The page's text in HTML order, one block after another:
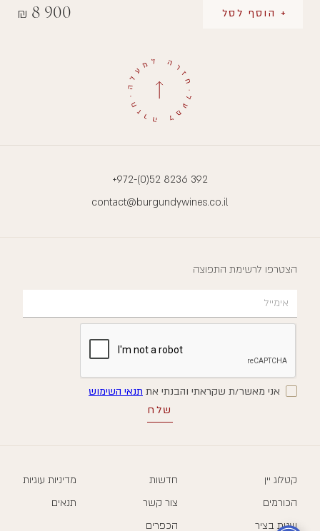
₪ 8 900 + הוסף לסל
+972-(0)52 8236 392
contact@burgundywines.co.il
הצטרפו לרשימת התפוצה
אני מאשר/ת שקראתי והבנתי את תנאי השימוש
קטלוג יין
הכורמים
שנות בציר
חדשות
צור קשר
הכפרים
מדיניות עוגיות
תנאים